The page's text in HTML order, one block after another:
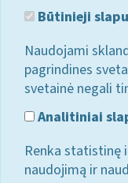
Būtinieji
Naudojami
pagrindines
svetainė negali
Analitiniai
Renka statistinę
naudojimą ir